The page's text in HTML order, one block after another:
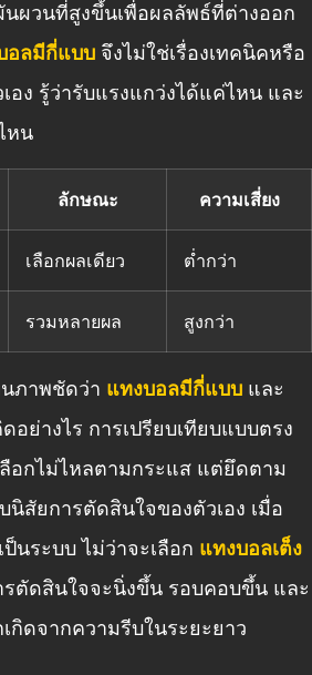
ผวนที่สูงขึ้นเพื่อผลลัพธ์ที่ต่างออก
อลมีกี่แบบ จึงไม่ใช่เรื่องเทคนิคหรือ
อง รู้ว่ารับแรงแกว่งได้แค่ไหน และ
หน
ลักษณะ ความเสี่ยง
เลือกผลเดียว ต่ำกว่า
รวมหลายผล สูงกว่า
ภาพชัดว่า แทงบอลมีกี่แบบ และ
ย่างไร การเปรียบเทียบแบบตรง
อกไม่ไหลตามกระแส แต่ยึดตาม
สัยการตัดสินใจของตัวเอง เมื่อ
นระบบ ไม่ว่าจะเลือก แทงบอลเต็ง
รตัดสินใจจะนิ่งขึ้น รอบคอบขึ้น และ
ดจากความรีบในระยะยาว